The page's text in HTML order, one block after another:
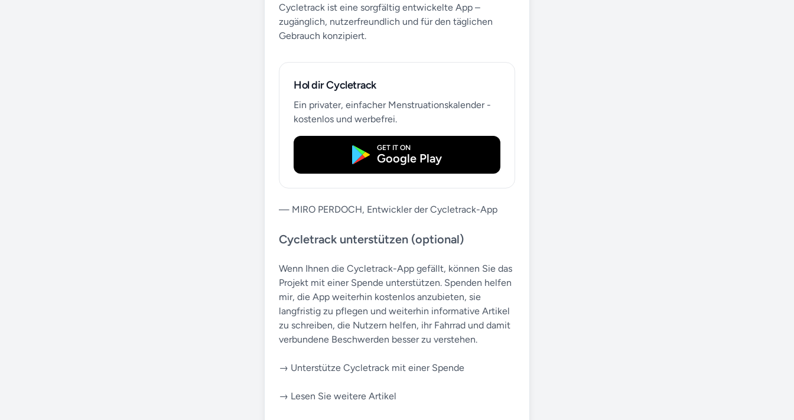
Cycletrack ist eine sorgfältig entwickelte App –
zugänglich, nutzerfreundlich und für den täglichen
Gebrauch konzipiert.
Hol dir Cycletrack
Ein privater, einfacher Menstruationskalender -
kostenlos und werbefrei.
GET IT ON
Google Play
— MIRO PERDOCH, Entwickler der Cycletrack-App
Cycletrack unterstützen (optional)
Wenn Ihnen die Cycletrack-App gefällt, können Sie das
Projekt mit einer Spende unterstützen. Spenden helfen
mir, die App weiterhin kostenlos anzubieten, sie
langfristig zu pflegen und weiterhin informative Artikel
zu schreiben, die Nutzern helfen, ihr Fahrrad und damit
verbundene Beschwerden besser zu verstehen.
→ Unterstütze Cycletrack mit einer Spende
→ Lesen Sie weitere Artikel